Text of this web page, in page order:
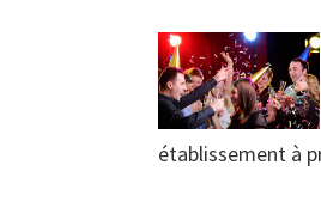
établissement à